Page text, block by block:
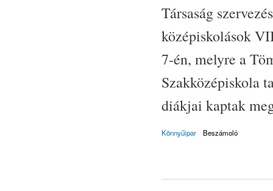
Társaság
középiskolások
7-én, melyre a
Szakközépiskola
diákjai kaptak
Könnyűipar Beszámoló